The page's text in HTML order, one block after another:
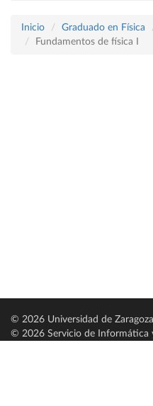
Inicio Graduado en Física
Fundamentos de física I
© 2026 Universidad de Zaragoza
© 2026 Servicio de Informática